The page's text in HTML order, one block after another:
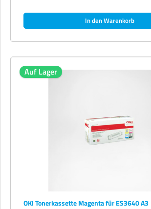
In den Warenkorb
Auf Lager
OKI Tonerkassette Magenta für ES3640 A3